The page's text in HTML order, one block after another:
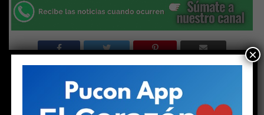
RELATED TOPICS: INVIERNO
×